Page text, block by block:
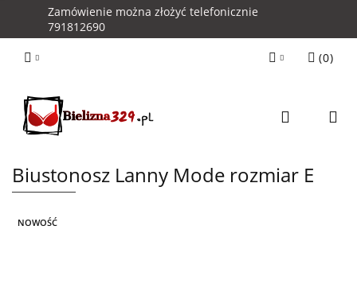
Zamówienie można złożyć telefonicznie
791812690
Zarejestruj się
(0)
Biustonosz Lanny Mode rozmiar E
NOWOŚĆ